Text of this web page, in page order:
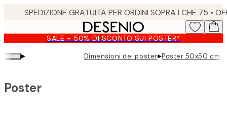
content.
SALE - 50% DI SCONTO SUI POSTER*
▸ Dimensioni dei poster▸Poster 50x50 cm
Poster